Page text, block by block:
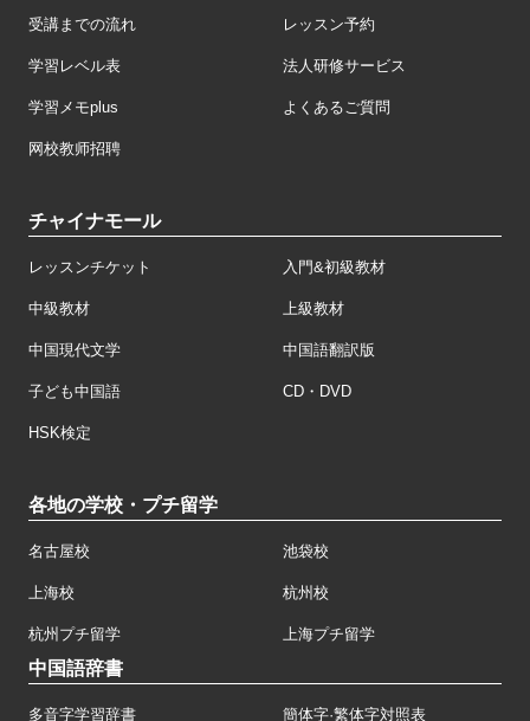
受講までの流れ レッスン予約
学習レベル表 法人研修サービス
学習メモplus よくあるご質問
网校教师招聘
チャイナモール
レッスンチケット 入門&初級教材
中級教材 上級教材
中国現代文学 中国語翻訳版
子ども中国語 CD・DVD
HSK検定
各地の学校・プチ留学
名古屋校 池袋校
上海校 杭州校
杭州プチ留学 上海プチ留学
中国語辞書
多音字学習辞書 簡体字·繁体字対照表